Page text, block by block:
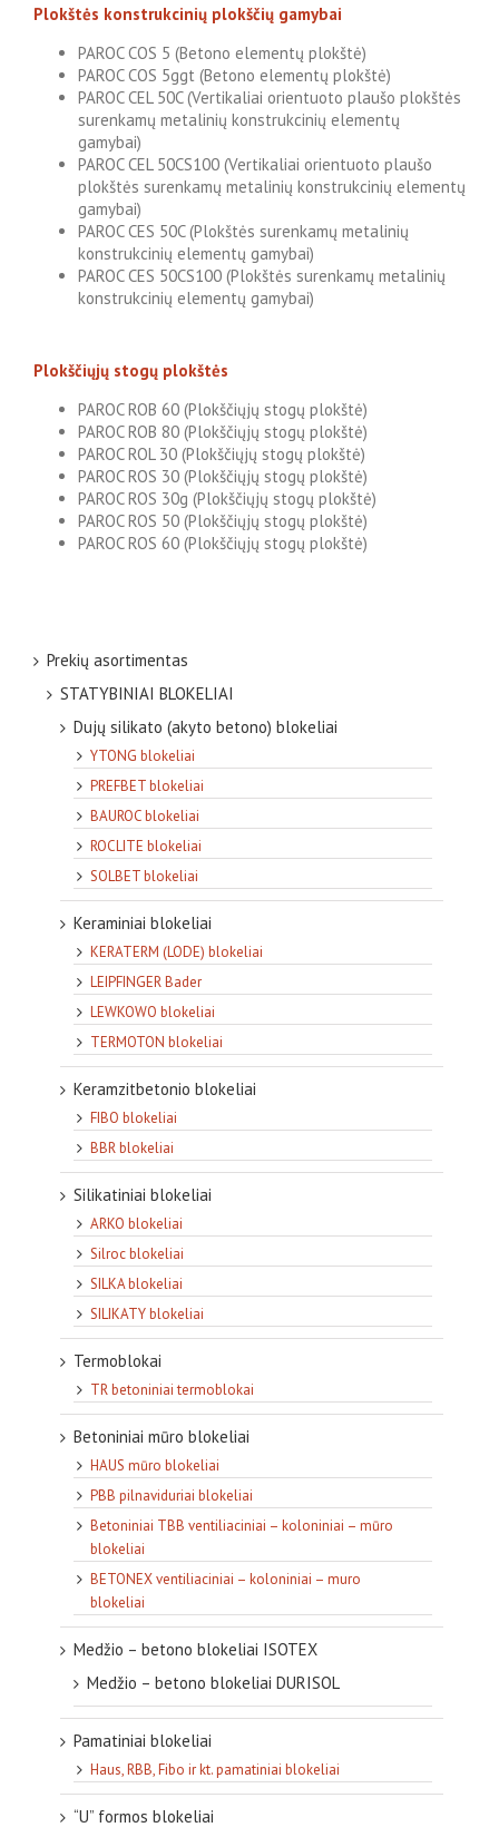
Plokštės konstrukcinių plokščių gamybai
PAROC COS 5 (Betono elementų plokštė)
PAROC COS 5ggt (Betono elementų plokštė)
PAROC CEL 50C (Vertikaliai orientuoto plaušo plokštės
surenkamų metalinių konstrukcinių elementų
gamybai)
PAROC CEL 50CS100 (Vertikaliai orientuoto plaušo
plokštės surenkamų metalinių konstrukcinių elementų
gamybai)
PAROC CES 50C (Plokštės surenkamų metalinių
konstrukcinių elementų gamybai)
PAROC CES 50CS100 (Plokštės surenkamų metalinių
konstrukcinių elementų gamybai)
Plokščiųjų stogų plokštės
PAROC ROB 60 (Plokščiųjų stogų plokštė)
PAROC ROB 80 (Plokščiųjų stogų plokštė)
PAROC ROL 30 (Plokščiųjų stogų plokštė)
PAROC ROS 30 (Plokščiųjų stogų plokštė)
PAROC ROS 30g (Plokščiųjų stogų plokštė)
PAROC ROS 50 (Plokščiųjų stogų plokštė)
PAROC ROS 60 (Plokščiųjų stogų plokštė)
Prekių asortimentas
STATYBINIAI BLOKELIAI
Dujų silikato (akyto betono) blokeliai
YTONG blokeliai
PREFBET blokeliai
BAUROC blokeliai
ROCLITE blokeliai
SOLBET blokeliai
Keraminiai blokeliai
KERATERM (LODE) blokeliai
LEIPFINGER Bader
LEWKOWO blokeliai
TERMOTON blokeliai
Keramzitbetonio blokeliai
FIBO blokeliai
BBR blokeliai
Silikatiniai blokeliai
ARKO blokeliai
Silroc blokeliai
SILKA blokeliai
SILIKATY blokeliai
Termoblokai
TR betoniniai termoblokai
Betoniniai mūro blokeliai
HAUS mūro blokeliai
PBB pilnaviduriai blokeliai
Betoniniai TBB ventiliaciniai – koloniniai – mūro
blokeliai
BETONEX ventiliaciniai – koloniniai – muro
blokeliai
Medžio – betono blokeliai ISOTEX
Medžio – betono blokeliai DURISOL
Pamatiniai blokeliai
Haus, RBB, Fibo ir kt. pamatiniai blokeliai
“U” formos blokeliai